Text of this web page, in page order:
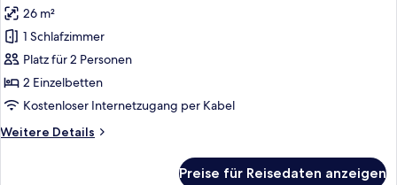
Deluxe-
Doppelzimmer,
2 Einzelbetten
anzeigen
26 m²
1 Schlafzimmer
Platz für 2 Personen
2 Einzelbetten
Kostenloser Internetzugang per Kabel
Weitere Details
Weitere
Preise für Reisedaten anzeigen